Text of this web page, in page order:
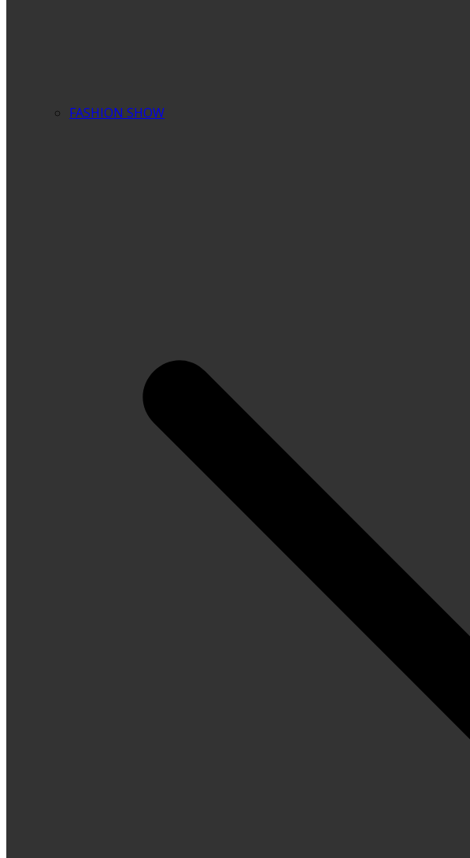
FASHION SHOW